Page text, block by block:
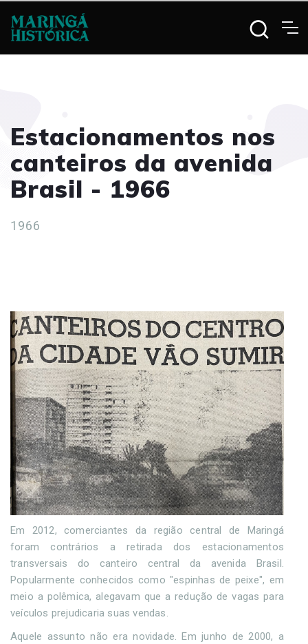
Estacionamentos nos
canteiros da avenida
Brasil - 1966
1966
Em 2012, comerciantes da região central de Maringá
foram contrários a retirada dos estacionamentos
transversais do canteiro central da avenida Brasil.
Popularmente conhecidos como "espinhas de peixe", em
meio a polêmica, alegavam que a redução de vagas para
veículos prejudicaria suas vendas.
Aquele assunto não era novidade. Em junho de 2000, a